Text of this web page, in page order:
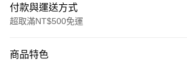
付款與運送方式
超取滿NT$500免運
信用卡一次付款
商品特色